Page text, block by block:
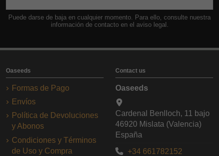
Puede darse de baja en cualquier momento. Para ello, consulte nuestra
información de contacto en el aviso legal.
Oaseeds
Formas de Pago
Envíos
Política de Devoluciones
y Abonos
Condiciones y Términos
de Uso y Compra
Contact us
Oaseeds
Cardenal Benlloch, 11 bajo
46920 Mislata (Valencia)
España
+34 661782152